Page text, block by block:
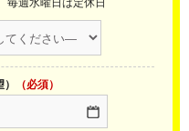
週水曜日は定休日
（必須）